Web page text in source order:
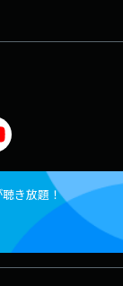
曲」 6月：「いまブ
4月：「出かけた
いを伝える1
る夜に平和を祈る
により休止 7月：
を聞いてく
の曲」 1月：「受
ーマソング」 11
たいカバーソン
す。 ----------------
ム】 ●2月22
ちゃう曲」 ■通常
（ふつおた） ■
き放題！